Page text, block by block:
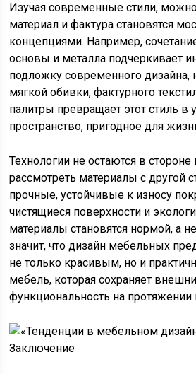
Изучая современные стили,
материал и фактура становятся
концепциями. Например,
основы и металла подчеркивает
подложку современного дизайна,
мягкой обивки, фактурного
палитры превращает этот стиль в
пространство, пригодное для
Технологии не остаются в стороне
рассмотреть материалы с другой
прочные, устойчивые к износу
чистящиеся поверхности и
материалы становятся нормой, а
значит, что дизайн мебельных
не только красивым, но и
мебель, которая сохраняет
функциональность на протяжении